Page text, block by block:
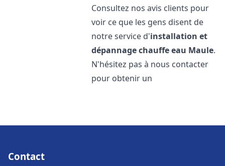
Consultez nos avis clients pour
voir ce que les gens disent de
notre service d'installation et
dépannage chauffe eau Maule.
N'hésitez pas à nous contacter
pour obtenir un
Contact